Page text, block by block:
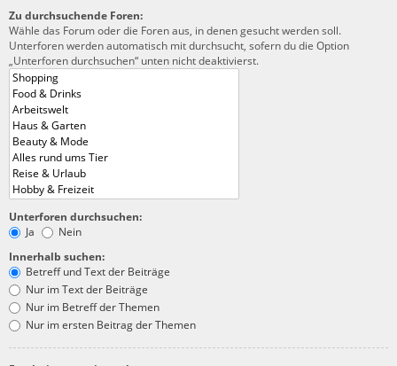
Zu durchsuchende Foren:
Wähle das Forum oder die Foren aus, in denen gesucht werden soll.
Unterforen werden automatisch mit durchsucht, sofern du die Option
„Unterforen durchsuchen“ unten nicht deaktivierst.
Unterforen durchsuchen:
Ja
Nein
Innerhalb suchen:
Betreff und Text der Beiträge
Nur im Text der Beiträge
Nur im Betreff der Themen
Nur im ersten Beitrag der Themen